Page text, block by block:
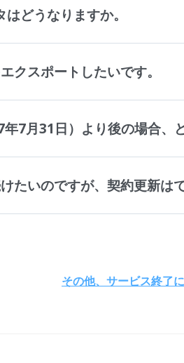
どうなりますか。
クスポートしたいです。
7月31日）より後の場合、
たいのですが、契約更新は
その他、サービス終了